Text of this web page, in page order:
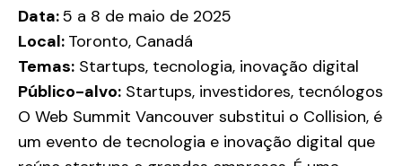
Data:5 a 8 de maio de 2025
Local: Toronto, Canadá
Temas: Startups, tecnologia, inovação digital
Público-alvo: Startups, investidores, tecnólogos
O Web Summit Vancouver substitui o Collision, é
um evento de tecnologia e inovação digital que